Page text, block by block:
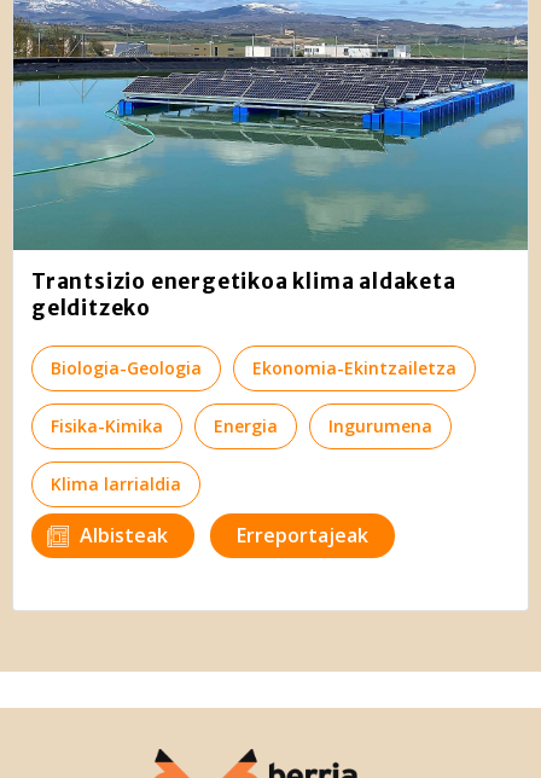
Trantsizio energetikoa klima aldaketa
gelditzeko
Biologia-Geologia Ekonomia-Ekintzailetza
Fisika-Kimika Energia Ingurumena
Klima larrialdia
Albisteak Erreportajeak